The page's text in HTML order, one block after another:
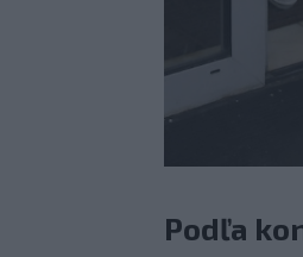
Podľa